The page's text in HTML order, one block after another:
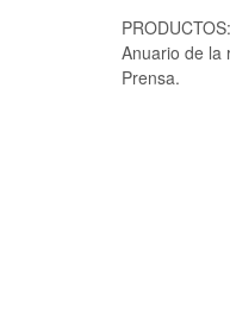
PRODUCTOS:
Anuario de la
Prensa.